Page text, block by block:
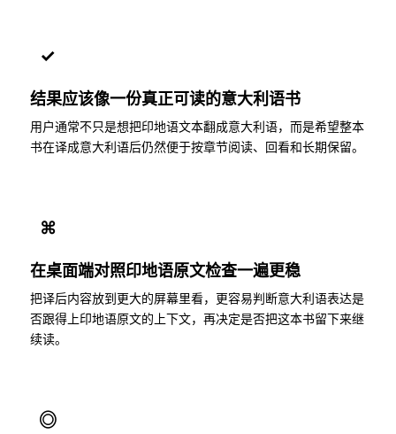
✓
结果应该像一份真正可读的意大利语书
用户通常不只是想把印地语文本翻成意大利语，而是希望整本
书在译成意大利语后仍然便于按章节阅读、回看和长期保留。
⌘
在桌面端对照印地语原文检查一遍更稳
把译后内容放到更大的屏幕里看，更容易判断意大利语表达是
否跟得上印地语原文的上下文，再决定是否把这本书留下来继
续读。
◎